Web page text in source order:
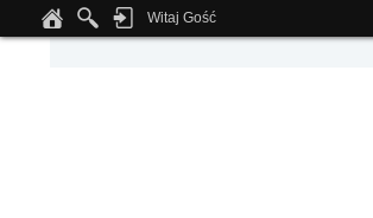
Notice: Undefined index: tapatalk_body_hook in
Witaj Gość